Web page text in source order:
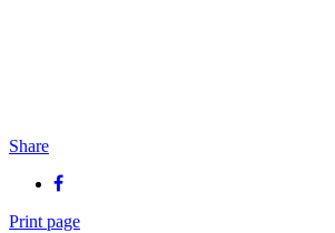
Share
Print page